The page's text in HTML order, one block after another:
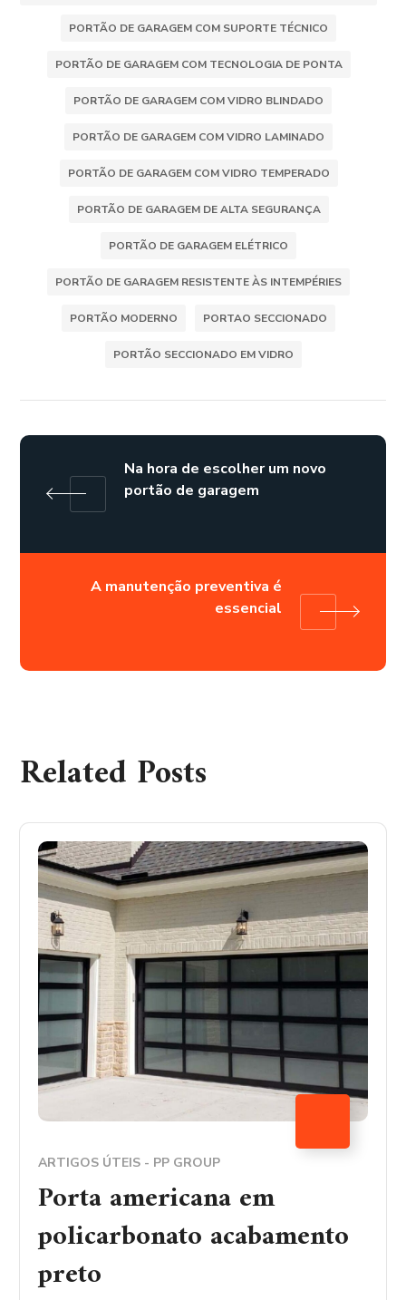
PORTÃO DE GARAGEM COM SUPORTE TÉCNICO
PORTÃO DE GARAGEM COM TECNOLOGIA DE PONTA
PORTÃO DE GARAGEM COM VIDRO BLINDADO
PORTÃO DE GARAGEM COM VIDRO LAMINADO
PORTÃO DE GARAGEM COM VIDRO TEMPERADO
PORTÃO DE GARAGEM DE ALTA SEGURANÇA
PORTÃO DE GARAGEM ELÉTRICO
PORTÃO DE GARAGEM RESISTENTE ÀS INTEMPÉRIES
PORTÃO MODERNO PORTAO SECCIONADO
PORTÃO SECCIONADO EM VIDRO
Na hora de escolher um novo
portão de garagem
A manutenção preventiva é
essencial
Related Posts
ARTIGOS ÚTEIS - PP GROUP
Porta americana em
policarbonato acabamento
preto